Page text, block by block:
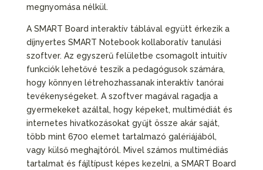
megnyomása nélkül.
A SMART Board interaktív táblával együtt érkezik a
díjnyertes SMART Notebook kollaboratív tanulási
szoftver. Az egyszerű felületbe csomagolt intuitív
funkciók lehetővé teszik a pedagógusok számára,
hogy könnyen létrehozhassanak interaktív tanórai
tevékenységeket. A szoftver magával ragadja a
gyermekeket azáltal, hogy képeket, multimédiát és
internetes hivatkozásokat gyűjt össze akár saját,
több mint 6700 elemet tartalmazó galériájából,
vagy külső meghajtóról. Mivel számos multimédiás
tartalmat és fájltípust képes kezelni, a SMART Board